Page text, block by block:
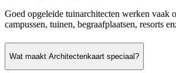
Goed opgeleide tuinarchitecten werken vaak
campussen, tuinen, begraafplaatsen, resorts
Wat maakt Architectenkaart speciaal?